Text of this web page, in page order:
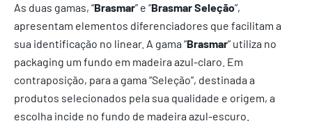
As duas gamas, “Brasmar” e “Brasmar Seleção”,
apresentam elementos diferenciadores que facilitam a
sua identificação no linear. A gama “Brasmar” utiliza no
packaging um fundo em madeira azul-claro. Em
contraposição, para a gama “Seleção”, destinada a
produtos selecionados pela sua qualidade e origem, a
escolha incide no fundo de madeira azul-escuro.